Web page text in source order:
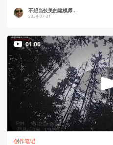
不想当技美的建模师...
2024-07-21
01:06
创作笔记